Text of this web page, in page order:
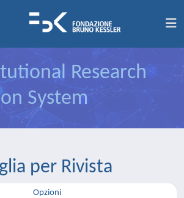
Research
System
per Rivista
Opzioni